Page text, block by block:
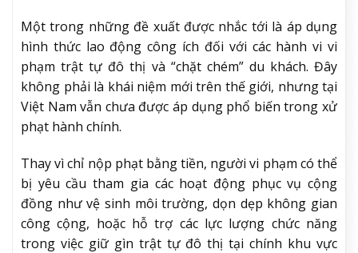
Một trong những đề xuất được nhắc tới là áp dụng
hình thức lao động công ích đối với các hành vi vi
phạm trật tự đô thị và “chặt chém” du khách. Đây
không phải là khái niệm mới trên thế giới, nhưng tại
Việt Nam vẫn chưa được áp dụng phổ biến trong xử
phạt hành chính.
Thay vì chỉ nộp phạt bằng tiền, người vi phạm có thể
bị yêu cầu tham gia các hoạt động phục vụ cộng
đồng như vệ sinh môi trường, dọn dẹp không gian
công cộng, hoặc hỗ trợ các lực lượng chức năng
trong việc giữ gìn trật tự đô thị tại chính khu vực